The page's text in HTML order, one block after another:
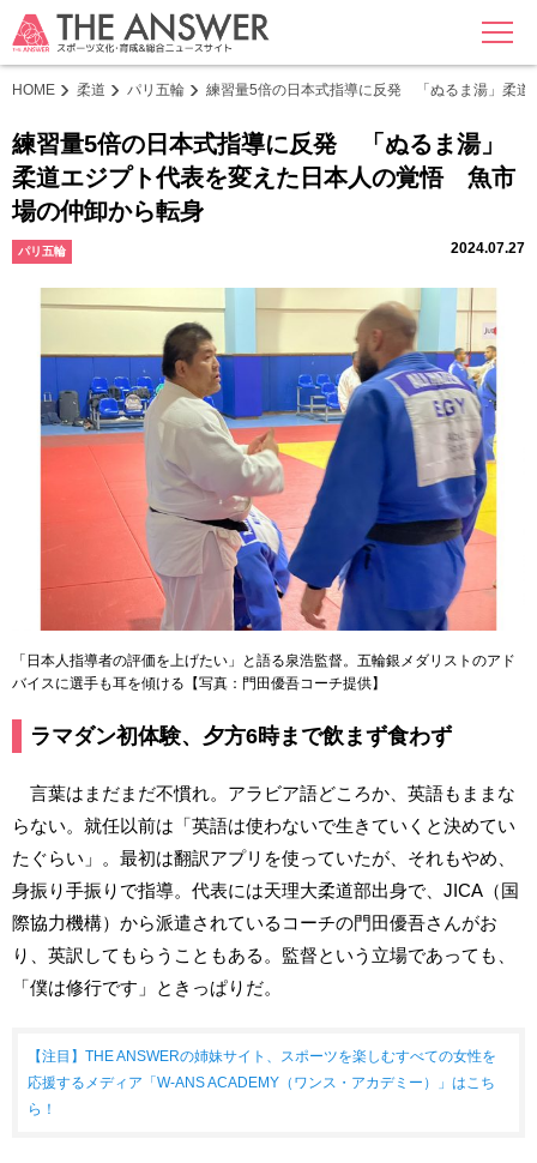
MENU
HOME 柔道 パリ五輪 練習量5倍の日本式指導に反発 「ぬるま湯」柔
練習量5倍の日本式指導に反発 「ぬるま湯」
柔道エジプト代表を変えた日本人の覚悟 魚市
場の仲卸から転身
パリ五輪 2024.07.27
「日本人指導者の評価を上げたい」と語る泉浩監督。五輪銀メダリストのアド
バイスに選手も耳を傾ける【写真：門田優吾コーチ提供】
ラマダン初体験、夕方6時まで飲まず食わず
言葉はまだまだ不慣れ。アラビア語どころか、英語もままな
らない。就任以前は「英語は使わないで生きていくと決めてい
たぐらい」。最初は翻訳アプリを使っていたが、それもやめ、
身振り手振りで指導。代表には天理大柔道部出身で、JICA（国
際協力機構）から派遣されているコーチの門田優吾さんがお
り、英訳してもらうこともある。監督という立場であっても、
「僕は修行です」ときっぱりだ。
【注目】THE ANSWERの姉妹サイト、スポーツを楽しむすべての女性を
応援するメディア「W-ANS ACADEMY（ワンス・アカデミー）」はこち
ら！